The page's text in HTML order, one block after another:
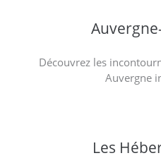
Découvrez les
Auvergne
Les